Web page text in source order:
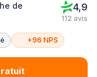
de
4,9
112 avis
+96 NPS